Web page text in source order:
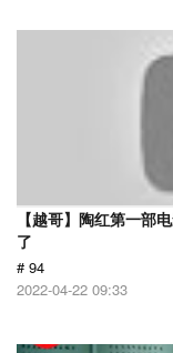
【越哥】陶红第一部
了
# 94
2022-04-22 09:33